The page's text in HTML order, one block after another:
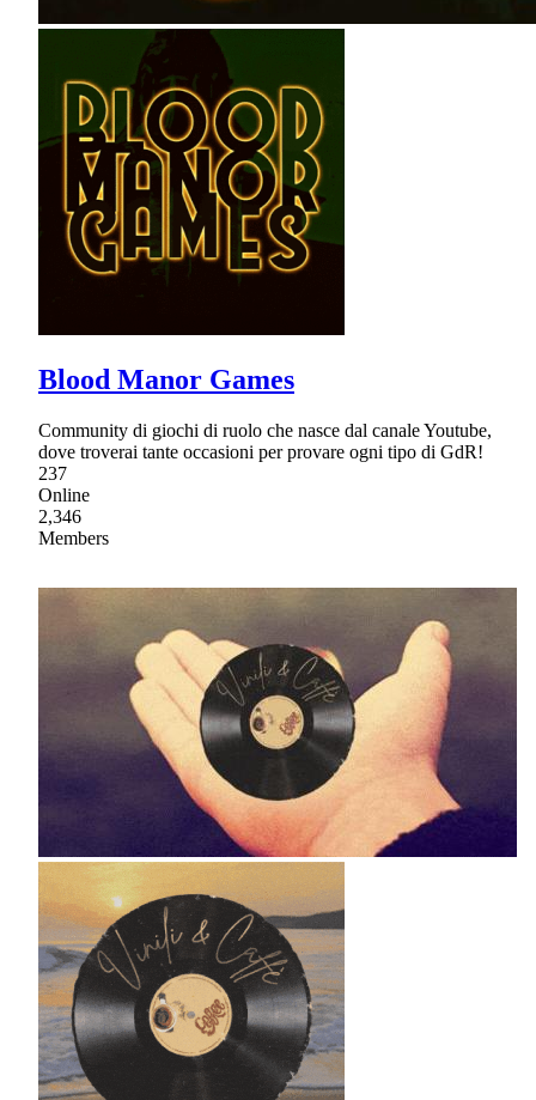
Blood Manor Games
Community di giochi di ruolo che nasce dal canale Youtube,
dove troverai tante occasioni per provare ogni tipo di GdR!
237
Online
2,346
Members